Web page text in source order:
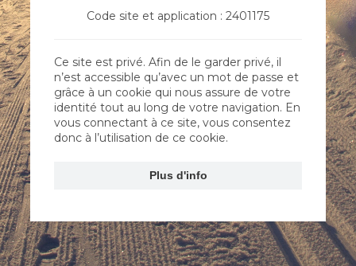
Code site et application : 2401175
Ce site est privé. Afin de le garder privé, il
n’est accessible qu’avec un mot de passe et
grâce à un cookie qui nous assure de votre
identité tout au long de votre navigation. En
vous connectant à ce site, vous consentez
donc à l’utilisation de ce cookie.
Plus d'info